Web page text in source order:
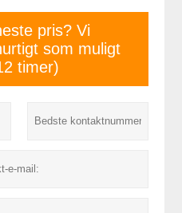
pris? Vi
som muligt
timer)